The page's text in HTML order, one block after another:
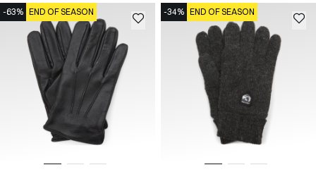
-63% END OF SEASON -34% END OF SEASON